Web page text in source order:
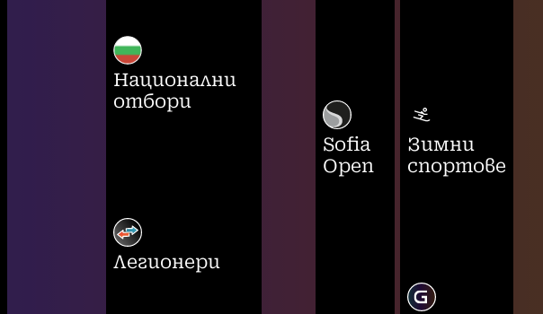
Национални
отбори
Легионери
Sofia
Open
Зимни
спортове